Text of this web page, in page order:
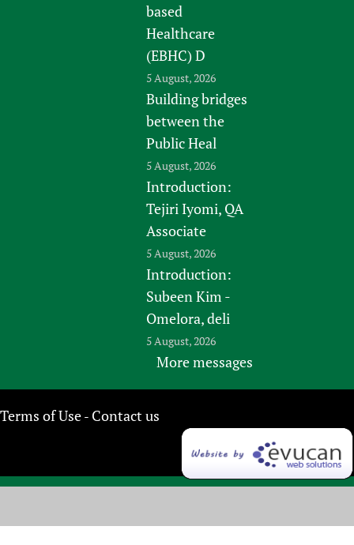
based
Healthcare
(EBHC) D
5 August, 2026
Building bridges
between the
Public Heal
5 August, 2026
Introduction:
Tejiri Iyomi, QA
Associate
5 August, 2026
Introduction:
Subeen Kim -
Omelora, deli
5 August, 2026
More messages
Terms of Use- Contact us